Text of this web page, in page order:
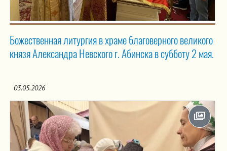
Божественная литургия в храме благоверного великого
князя Александра Невского г. Абинска в субботу 2 мая.
03.05.2026